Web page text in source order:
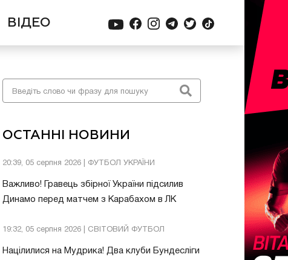
ВІДЕО
ОСТАННІ НОВИНИ
20:39, 05 серпня 2026 | ФУТБОЛ УКРАЇНИ
Важливо! Гравець збірної України підсилив
Динамо перед матчем з Карабахом в ЛК
19:32, 05 серпня 2026 | СВІТОВИЙ ФУТБОЛ
Націлилися на Мудрика! Два клуби Бундесліги